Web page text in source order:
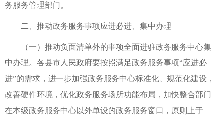
务服务管理部门。
二、推动政务服务事项应进必进、集中办理
（一）推动负面清单外的事项全面进驻政务服务中心集
中办理。各县市人民政府要按照满足政务服务事项“应进必
进”的需求，进一步加强政务服务中心标准化、规范化建设，
改善硬件环境，优化政务服务场所功能布局，加快整合部门
在本级政务服务中心以外单设的政务服务窗口，原则上于